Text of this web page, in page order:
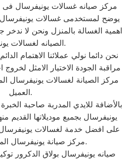
مركز صيانه غسالات يونيفرسال فى
يوضح لمستخدمى غسالات
اهمية الغسالة بالمنزل ونحن لا
الصيانه لغسالات يونيفرسال.
نحن دائما نولي عملائنا الاهتمام
مراقبة الجودة الاختيار الامثل
مركز الصيانة لغسالات يونيفرسال
العميل.
بالأضافة للايدي المدربة صاحبة
يونيفرسال بجميع موديلاتها القديم
على افضل خدمة لغسالات
مركز صيانة يونيفرسال المعتمد في مصر.
صيانه يونيفرسال بولاق الدكرور